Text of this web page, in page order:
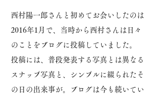
西村陽一郎さんと初めてお会いしたのは
2016年1月で、当時から西村さんは日々
のことをブログに投稿していました。
投稿には、普段発表する写真とは異なる
スナップ写真と、シンプルに綴られたそ
の日の出来事が。
ブログは今も続いてい